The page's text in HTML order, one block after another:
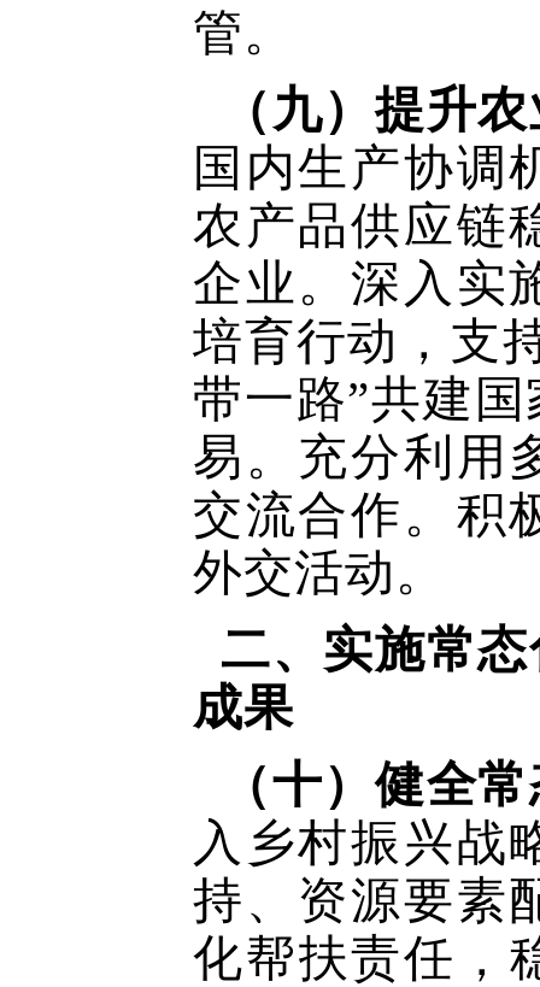
管。
（九）提升
国内生产协调
农产品供应链
企业。深入实
培育行动，支
带一路”共建
易。充分利用
交流合作。积
外交活动。
二、实施常
成果
（十）健全
入乡村振兴战
持、资源要素
化帮扶责任，